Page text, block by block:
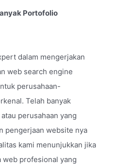
Portofolio
dalam mengerjakan
web search engine
perusahaan-
Telah banyak
perusahaan yang
pengerjaan website nya
kami menunjukkan jika
web profesional yang